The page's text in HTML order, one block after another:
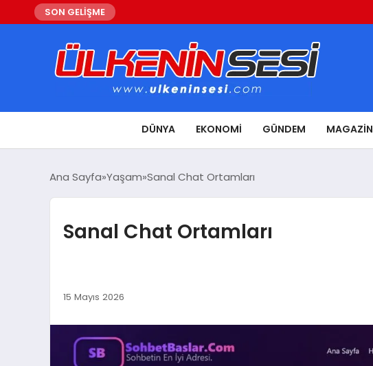
SON GELİŞME
DÜNYA EKONOMI GÜNDEM MAGAZIN
Ana Sayfa Yaşam Sanal Chat Ortamları
Sanal Chat Ortamları
15 Mayıs 2026